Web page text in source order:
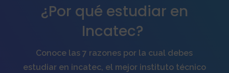
¿Por qué estudiar en
Incatec?
Conoce las 7 razones por la cual debes
estudiar en incatec, el mejor instituto técnico